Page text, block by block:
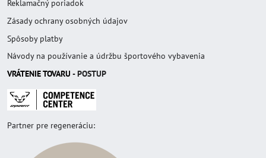
Reklamačný poriadok
Zásady ochrany osobných údajov
Spôsoby platby
Návody na používanie a údržbu športového vybavenia
VRÁTENIE TOVARU - POSTUP
Partner pre regeneráciu: